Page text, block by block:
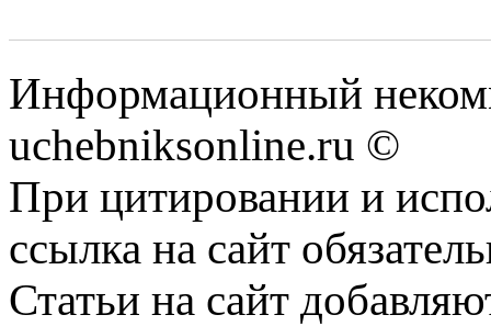
Информационный
uchebniksonline.ru ©
При цитировании и
ссылка на сайт
Статьи на сайт